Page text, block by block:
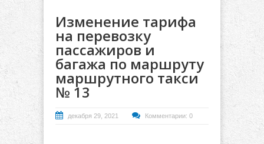
Изменение тарифа
на перевозку
пассажиров и
багажа по маршруту
маршрутного такси
№ 13
декабря 29, 2021 Комментарии: 0